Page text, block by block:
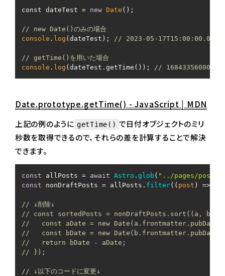
const dateTest = new Date ();
// new Date()のみの場合
console . log (dateTest); // 2023-05-17T15:00:00.000Z
// getTime()を用いた場合
console . log (dateTest.getTime()); // 1684335600000
Date.prototype.getTime() - JavaScript | MDN
上記の例のように getTime() で日付オブジェクトのミリ
秒数を取得できるので、それらの差を計算することで解決
できます。
const allPosts = await Astro . glob ( "../pages/posts/
const nonDraftPosts = allPosts. filter( ( post ) =>
// ↓削除↓
// const sortedPosts = nonDraftPosts.sort((a, b)
//   const aDate = new
//   const bDate = new
//   return bDate - aDate;
// });
// ↓以下のコードに変更↓